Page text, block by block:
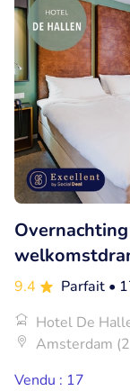
9.4 Parfait •
Hotel De
Amsterdam
Vendu : 17